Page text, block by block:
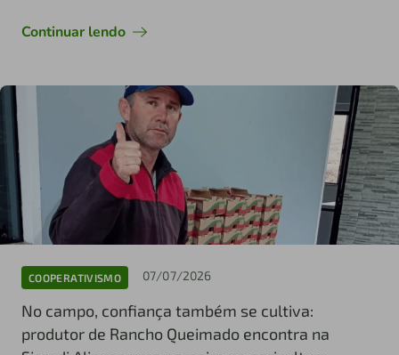
Continuar lendo
COOPERATIVISMO 07/07/2026
No campo, confiança também se cultiva:
produtor de Rancho Queimado encontra na